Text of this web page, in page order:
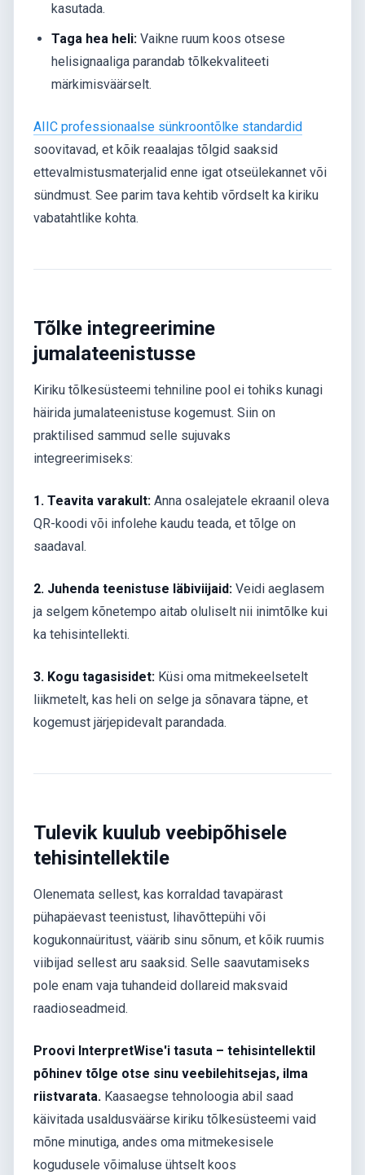
kasutada.
Taga hea heli: Vaikne ruum koos otsese
helisignaaliga parandab tõlkekvaliteeti
märkimisväärselt.
AIIC professionaalse sünkroontõlke standardid
soovitavad, et kõik reaalajas tõlgid saaksid
ettevalmistusmaterjalid enne igat otseülekannet või
sündmust. See parim tava kehtib võrdselt ka kiriku
vabatahtlike kohta.
Tõlke integreerimine
jumalateenistusse
Kiriku tõlkesüsteemi tehniline pool ei tohiks kunagi
häirida jumalateenistuse kogemust. Siin on
praktilised sammud selle sujuvaks
integreerimiseks:
1. Teavita varakult: Anna osalejatele ekraanil oleva
QR-koodi või infolehe kaudu teada, et tõlge on
saadaval.
2. Juhenda teenistuse läbiviijaid: Veidi aeglasem
ja selgem kõnetempo aitab oluliselt nii inimtõlke kui
ka tehisintellekti.
3. Kogu tagasisidet: Küsi oma mitmekeelsetelt
liikmetelt, kas heli on selge ja sõnavara täpne, et
kogemust järjepidevalt parandada.
Tulevik kuulub veebipõhisele
tehisintellektile
Olenemata sellest, kas korraldad tavapärast
pühapäevast teenistust, lihavõttepühi või
kogukonnaüritust, väärib sinu sõnum, et kõik ruumis
viibijad sellest aru saaksid. Selle saavutamiseks
pole enam vaja tuhandeid dollareid maksvaid
raadioseadmeid.
Proovi InterpretWise'i tasuta – tehisintellektil
põhinev tõlge otse sinu veebilehitsejas, ilma
riistvarata. Kaasaegse tehnoloogia abil saad
käivitada usaldusväärse kiriku tõlkesüsteemi vaid
mõne minutiga, andes oma mitmekesisele
kogudusele võimaluse ühtselt koos